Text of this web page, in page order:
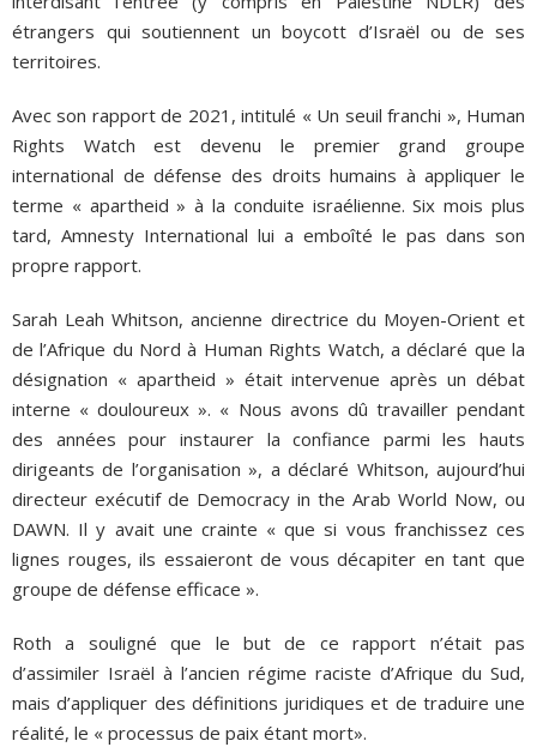
étrangers qui soutiennent un boycott d’Israël ou de ses
territoires.
Avec son rapport de 2021, intitulé « Un seuil franchi », Human
Rights Watch est devenu le premier grand groupe
international de défense des droits humains à appliquer le
terme « apartheid » à la conduite israélienne. Six mois plus
tard, Amnesty International lui a emboîté le pas dans son
propre rapport.
Sarah Leah Whitson, ancienne directrice du Moyen-Orient et
de l’Afrique du Nord à Human Rights Watch, a déclaré que la
désignation « apartheid » était intervenue après un débat
interne « douloureux ». « Nous avons dû travailler pendant
des années pour instaurer la confiance parmi les hauts
dirigeants de l’organisation », a déclaré Whitson, aujourd’hui
directeur exécutif de Democracy in the Arab World Now, ou
DAWN. Il y avait une crainte « que si vous franchissez ces
lignes rouges, ils essaieront de vous décapiter en tant que
groupe de défense efficace ».
Roth a souligné que le but de ce rapport n’était pas
d’assimiler Israël à l’ancien régime raciste d’Afrique du Sud,
mais d’appliquer des définitions juridiques et de traduire une
réalité, le « processus de paix étant mort».